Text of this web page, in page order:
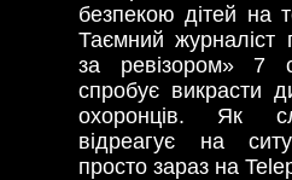
безпекою дітей на
Таємний журналіст
за ревізором» 7
спробує викрасти
охоронців. Як
відреагує на
просто зараз на